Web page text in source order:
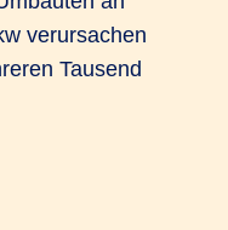
verursachen
Tausend